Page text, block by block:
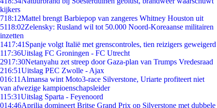
kijkers
718:12Mattel brengt Barbiepop van zangeres Whitney Houston uit
5118:02Zelensky: Rusland wil tot 50.000 Noord-Koreaanse militairen
inzetten
1417:41 Spanje volgt Italië met grenscontroles, tien reizigers geweigerd
117:36Uitslag FC Groningen - FC Utrecht
2917:30Netanyahu zet streep door Gaza-plan van Trumps Vredesraad
216:51Uitslag PEC Zwolle - Ajax
016:11 Almansa wint Moto3-race Silverstone, Uriarte profiteert niet
van afwezige kampioenschapsleider
115:31Uitslag Sparta - Feyenoord
014:46Aprilia domineert Britse Grand Prix op Silverstone met dubbele